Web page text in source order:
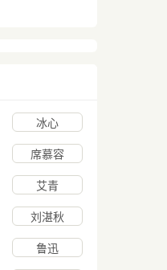
冰心
席慕容
艾青
刘湛秋
鲁迅